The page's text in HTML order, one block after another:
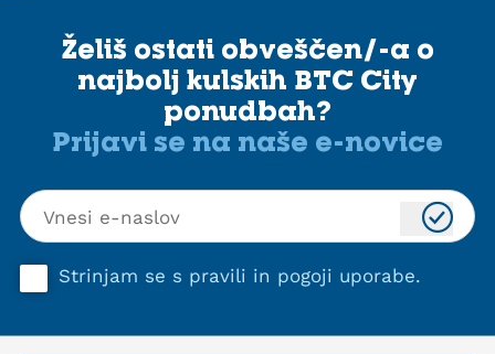
Želiš ostati obveščen/-a o
najbolj kulskih BTC City
ponudbah?
Prijavi se na naše e-novice
Strinjam se s pravili in pogoji uporabe.